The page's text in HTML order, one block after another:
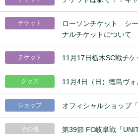
チケット
ローソンチケット シ
ナルチケットについて
チケット 11月17日栃木SC戦チ
グッズ 11月4日（日）徳島ヴ
ショップ オフィシャルショップ
その他
第39節 FC岐阜戦「